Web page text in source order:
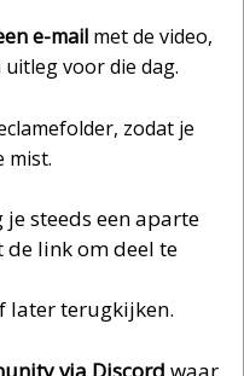
e-mail met de video,
voor die dag.
zodat je
mist.
je steeds een aparte
link om deel te
later terugkijken.
via Discord waar